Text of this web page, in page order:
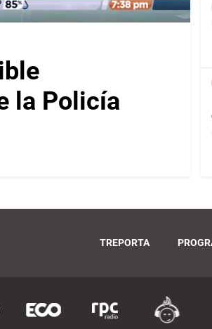
la Policía
TREPORTA